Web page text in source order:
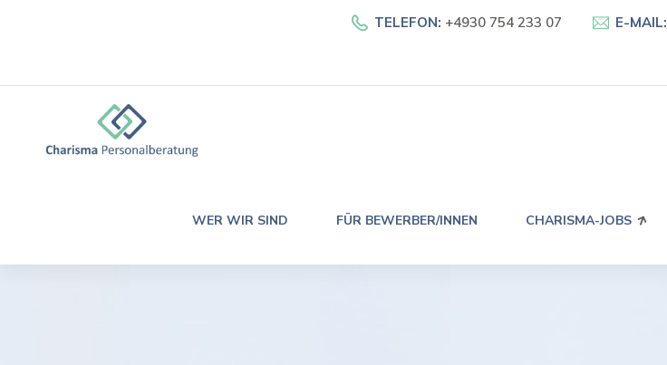
TELEFON: +4930 754 233 07 E-MAIL:
WER WIR SIND FÜR BEWERBER/INNEN CHARISMA-JOBS